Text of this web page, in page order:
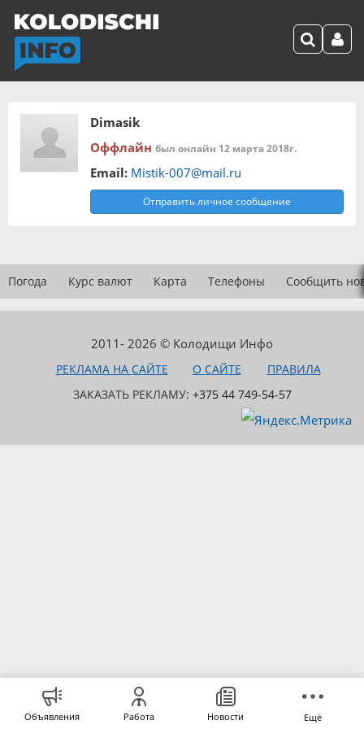
Dimasik
Оффлайн был онлайн 12 марта 2018г.
Email: Mistik-007@mail.ru
Отправить личное сообщение
Погода Курс валют Карта Телефоны Сообщить
2011- 2026 © Колодищи Инфо
РЕКЛАМА НА САЙТЕ О САЙТЕ
ПРАВИЛА
ЗАКАЗАТЬ РЕКЛАМУ: +375 44 749-54-57
Объявления Работа Новости Ещё